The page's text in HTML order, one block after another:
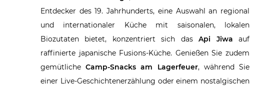
Entdecker des 19. Jahrhunderts, eine Auswahl an regional
und internationaler Küche mit saisonalen, lokalen
Biozutaten bietet, konzentriert sich dasApi Jiwa auf
raffinierte japanische Fusions-Küche. Genießen Sie zudem
gemütlicheCamp-Snacks am Lagerfeuer, während Sie
einer Live-Geschichtenerzählung oder einem nostalgischen